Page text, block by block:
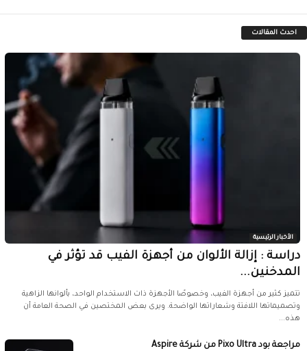
احدث المقالات
الأخبار الرئيسية
دراسة : إزالة الألوان من أجهزة الفيب قد تؤثر في
المدخنين...
تتميز كثير من أجهزة الفيب، وخصوصًا الأجهزة ذات الاستخدام الواحد، بألوانها الزاهية
وتصميماتها اللافتة وشعاراتها الواضحة. ويرى بعض المختصين في الصحة العامة أن
هذه...
مراجعة بود Pixo Ultra من شركة Aspire